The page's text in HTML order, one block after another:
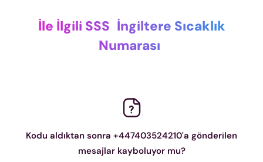
İle İlgili SSS İngiltere Sıcaklık
Numarası
Kodu aldıktan sonra +447403524210'a gönderilen
mesajlar kayboluyor mu?